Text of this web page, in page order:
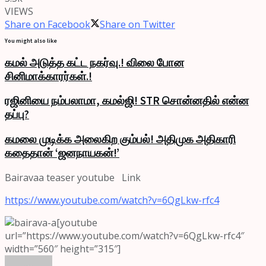
VIEWS
Share on Facebook
Share on Twitter
You might also like
கமல் அடுத்த கட்ட நகர்வு.! விலை போன
சினிமாக்காரர்கள்.!
ரஜினியை நம்பலாமா, கமல்ஜி! STR சொன்னதில் என்ன
தப்பு?
கமலை முடிக்க அலைகிற கும்பல்! அதிமுக அதிகாரி
கதைதான் ‘ஜனநாயகன்!’
Bairavaa teaseryoutube Link
https://www.youtube.com/watch?v=6QgLkw-rfc4
[youtube
url=”https://www.youtube.com/watch?v=6QgLkw-rfc4″
width=”560″ height=”315″]